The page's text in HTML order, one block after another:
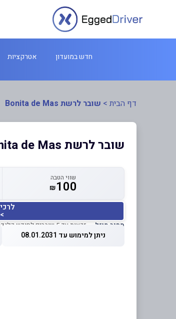
חדש במועדון אטרקציות
דף הבית > שובר לרשת Bonita de Mas
שובר לרשת Bonita de Mas
שווי הטבה
₪100
>
מחיר מוזל — זכאות עד 5 שוברים לחודש קלנדרי
ניתן למימוש עד 08.01.2031